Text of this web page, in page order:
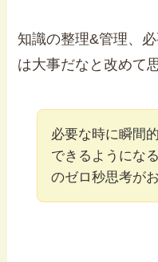
知識の整理&管理、
は大事だなと改めて
必要な時に瞬間
できるようにな
のゼロ秒思考が